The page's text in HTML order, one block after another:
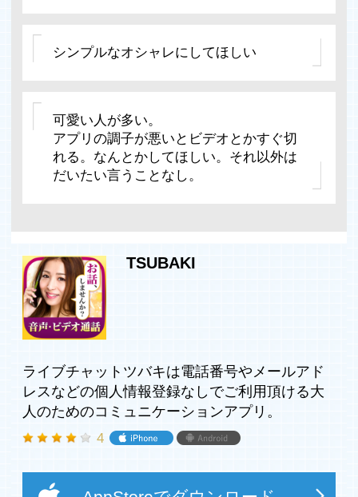
シンプルなオシャレにしてほしい
可愛い人が多い。
アプリの調子が悪いとビデオとかすぐ切
れる。なんとかしてほしい。それ以外は
だいたい言うことなし。
TSUBAKI
ライブチャットツバキは電話番号やメールアド
レスなどの個人情報登録なしでご利用頂ける大
人のためのコミュニケーションアプリ。
4